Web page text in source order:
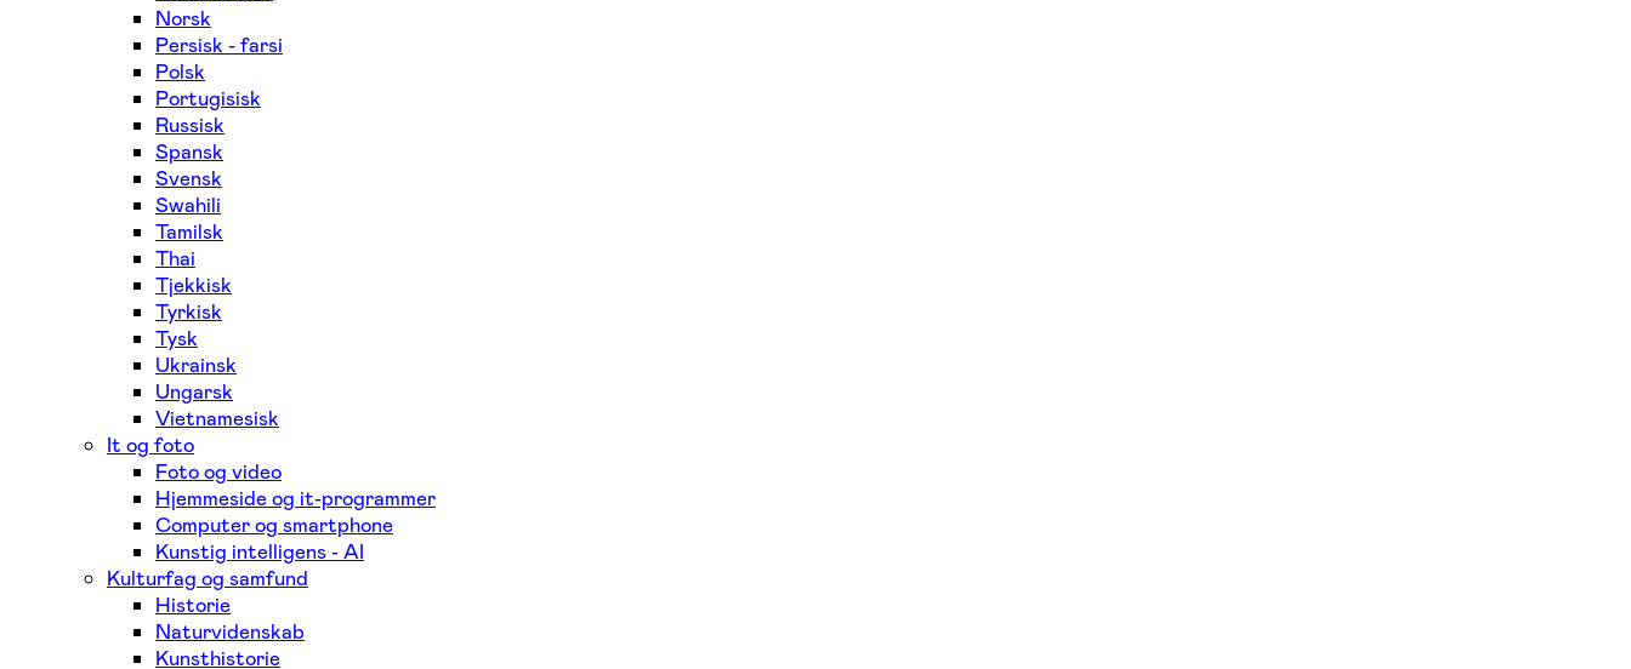
Norsk
Persisk - farsi
Polsk
Portugisisk
Russisk
Spansk
Svensk
Swahili
Tamilsk
Thai
Tjekkisk
Tyrkisk
Tysk
Ukrainsk
Ungarsk
Vietnamesisk
It og foto
Foto og video
Hjemmeside og it-programmer
Computer og smartphone
Kunstig intelligens - AI
Kulturfag og samfund
Historie
Naturvidenskab
Kunsthistorie